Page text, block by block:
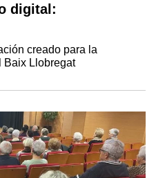
digital:
creado para la
Baix Llobregat